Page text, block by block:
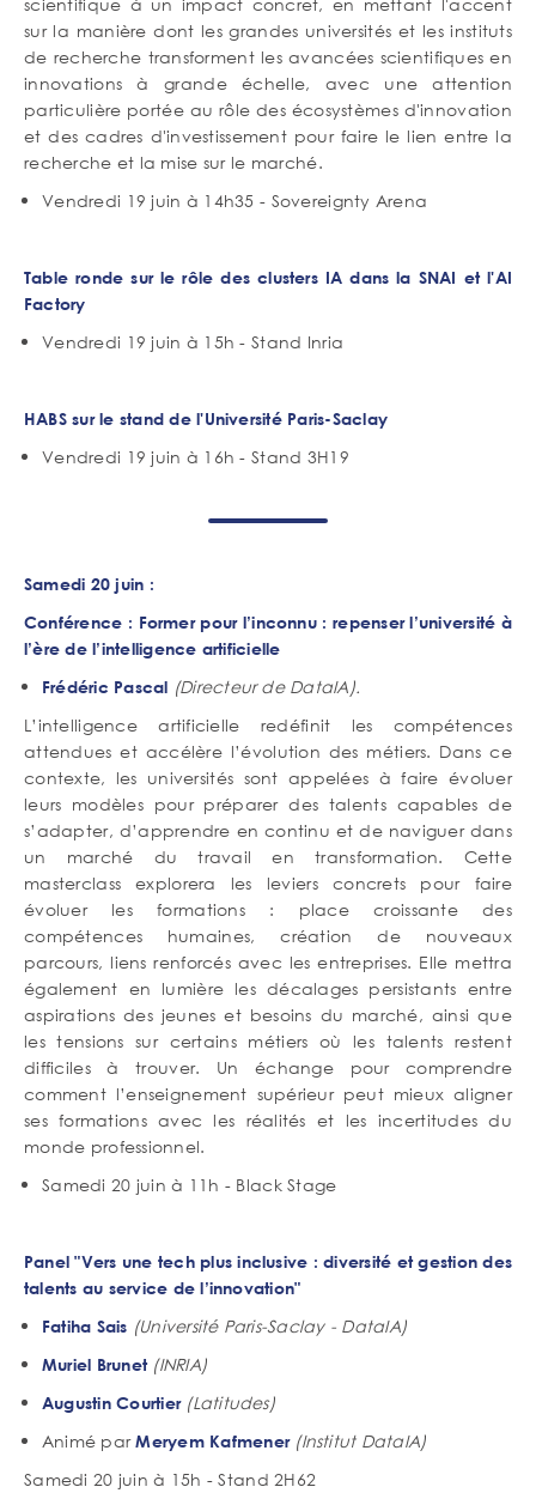
scientifique à un impact concret, en mettant l'accent
sur la manière dont les grandes universités et les instituts
de recherche transforment les avancées scientifiques en
innovations à grande échelle, avec une attention
particulière portée au rôle des écosystèmes d'innovation
et des cadres d'investissement pour faire le lien entre la
recherche et la mise sur le marché.
Vendredi 19 juin à 14h35 - Sovereignty Arena
Table ronde sur le rôle des clusters IA dans la SNAI et l'AI
Factory
Vendredi 19 juin à 15h - Stand Inria
HABS sur le stand de l'Université Paris-Saclay
Vendredi 19 juin à 16h - Stand 3H19
Samedi 20 juin :
Conférence : Former pour l’inconnu : repenser l’université à
l’ère de l’intelligence artificielle
Frédéric Pascal (Directeur de DataIA).
L’intelligence artificielle redéfinit les compétences
attendues et accélère l’évolution des métiers. Dans ce
contexte, les universités sont appelées à faire évoluer
leurs modèles pour préparer des talents capables de
s’adapter, d’apprendre en continu et de naviguer dans
un marché du travail en transformation. Cette
masterclass explorera les leviers concrets pour faire
évoluer les formations : place croissante des
compétences humaines, création de nouveaux
parcours, liens renforcés avec les entreprises. Elle mettra
également en lumière les décalages persistants entre
aspirations des jeunes et besoins du marché, ainsi que
les tensions sur certains métiers où les talents restent
difficiles à trouver. Un échange pour comprendre
comment l’enseignement supérieur peut mieux aligner
ses formations avec les réalités et les incertitudes du
monde professionnel.
Samedi 20 juin à 11h - Black Stage
Panel "Vers une tech plus inclusive : diversité et gestion des
talents au service de l’innovation"
Fatiha Sais (Université Paris-Saclay - DataIA)
Muriel Brunet (INRIA)
Augustin Courtier(Latitudes)
Animé parMeryem Kafmener (Institut DataIA)
Samedi 20 juin à 15h - Stand 2H62